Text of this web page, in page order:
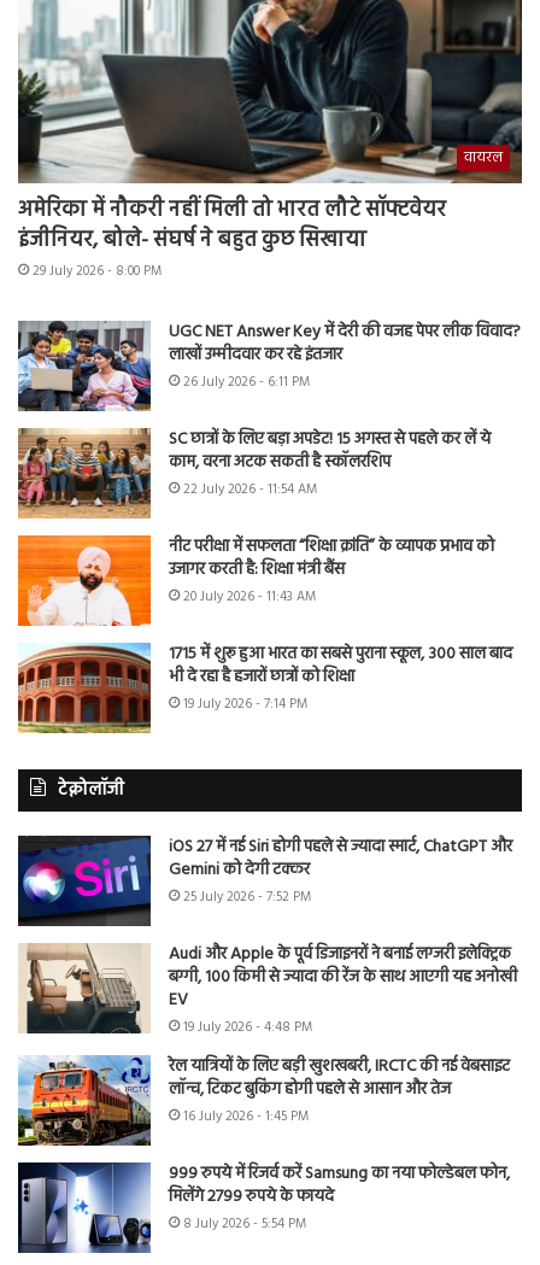
वायरल
अमेरिका में नौकरी नहीं मिली तो भारत लौटे सॉफ्टवेयर
इंजीनियर, बोले- संघर्ष ने बहुत कुछ सिखाया
29 July 2026 - 8:00 PM
UGC NET Answer Key में देरी की वजह पेपर लीक विवाद?
लाखों उम्मीदवार कर रहे इंतजार
26 July 2026 - 6:11 PM
SC छात्रों के लिए बड़ा अपडेट! 15 अगस्त से पहले कर लें ये
काम, वरना अटक सकती है स्कॉलरशिप
22 July 2026 - 11:54 AM
नीट परीक्षा में सफलता “शिक्षा क्रांति” के व्यापक प्रभाव को
उजागर करती है: शिक्षा मंत्री बैंस
20 July 2026 - 11:43 AM
1715 में शुरू हुआ भारत का सबसे पुराना स्कूल, 300 साल बाद
भी दे रहा है हजारों छात्रों को शिक्षा
19 July 2026 - 7:14 PM
टेक्नोलॉजी
iOS 27 में नई Siri होगी पहले से ज्यादा स्मार्ट, ChatGPT और
Gemini को देगी टक्कर
25 July 2026 - 7:52 PM
Audi और Apple के पूर्व डिजाइनरों ने बनाई लग्जरी इलेक्ट्रिक
बग्गी, 100 किमी से ज्यादा की रेंज के साथ आएगी यह अनोखी
EV
19 July 2026 - 4:48 PM
रेल यात्रियों के लिए बड़ी खुशखबरी, IRCTC की नई वेबसाइट
लॉन्च, टिकट बुकिंग होगी पहले से आसान और तेज
16 July 2026 - 1:45 PM
999 रुपये में रिजर्व करें Samsung का नया फोल्डेबल फोन,
मिलेंगे 2799 रुपये के फायदे
8 July 2026 - 5:54 PM